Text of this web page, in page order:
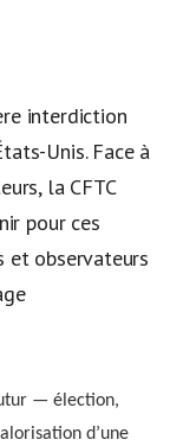
interdiction
Unis. Face à
la CFTC
pour ces
et observateurs
— élection,
d’une